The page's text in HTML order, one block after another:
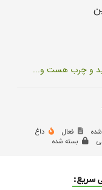
و چرب هست و...
فعال
داغ
بسته شده
سریع: